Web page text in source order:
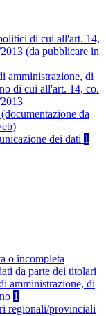
di cui all'art. 14,
(da pubblicare in
amministrazione, di
di cui all'art. 14, co.
da
dei dati 1
o incompleta
da parte dei titolari
amministrazione, di
1
regionali/provinciali